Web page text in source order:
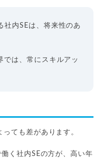
社内SEは、将来性のあ
では、常にスキルアッ
ても差があります。
く社内SEの方が、高い年